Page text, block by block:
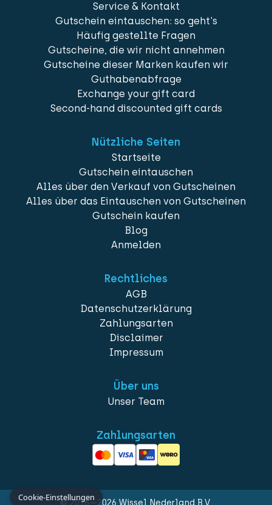
Service & Kontakt
Gutschein eintauschen: so geht's
Häufig gestellte Fragen
Gutscheine, die wir nicht annehmen
Gutscheine dieser Marken kaufen wir
Guthabenabfrage
Exchange your gift card
Second-hand discounted gift cards
Nützliche Seiten
Startseite
Gutschein eintauschen
Alles über den Verkauf von Gutscheinen
Alles über das Eintauschen von Gutscheinen
Gutschein kaufen
Blog
Anmelden
Rechtliches
AGB
Datenschutzerklärung
Zahlungsarten
Disclaimer
Impressum
Über uns
Unser Team
Zahlungsarten
© 2016—2026 Wissel Nederland B.V.
Cookie-Einstellungen